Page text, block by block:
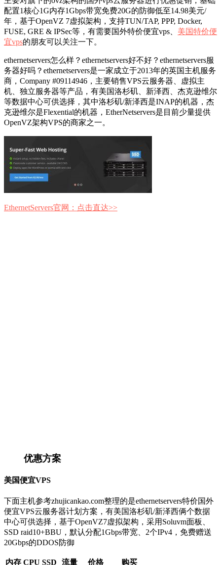
配置1核心1G内存1Gbps带宽免费20G的防御低至14.98美元/
年，基于OpenVZ 7虚拟架构，支持TUN/TAP, PPP, Docker,
FUSE, GRE & IPSec等，有需要国外特价便宜vps、 美国特价便
宜vps的朋友可以关注一下。
ethernetservers怎么样？ethernetservers好不好？ethernetservers服
务器好吗？ethernetservers是一家成立于2013年的英国主机服务
商，Company #09114946，主要销售VPS云服务器、虚拟主
机、独立服务器等产品，有美国洛杉矶、新泽西、杰克逊维尔
等数据中心可供选择，其中洛杉矶/新泽西是INAP的机器，杰
克逊维尔是Flexential的机器，EtherNetservers是目前少量提供
OpenVZ架构VPS的商家之一。
EthernetServers官网：点击直达>>
优惠方案
美国便宜VPS
下面主机参考zhujicankao.com整理的是ethernetservers特价国外
便宜VPS云服务器计划方案，有美国洛杉矶/新泽西俩个数据
中心可供选择，基于OpenVZ7虚拟架构，采用Soluvm面板、
SSD raid10+BBU，默认分配1Gbps带宽、2个IPv4，免费赠送
20Gbps的DDOS防御
内存 CPU SSD 流量 价格
购买